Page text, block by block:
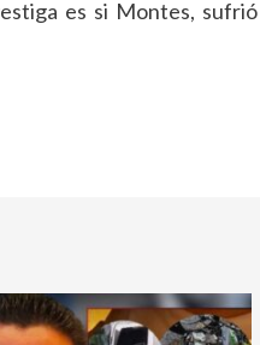
es si Montes,